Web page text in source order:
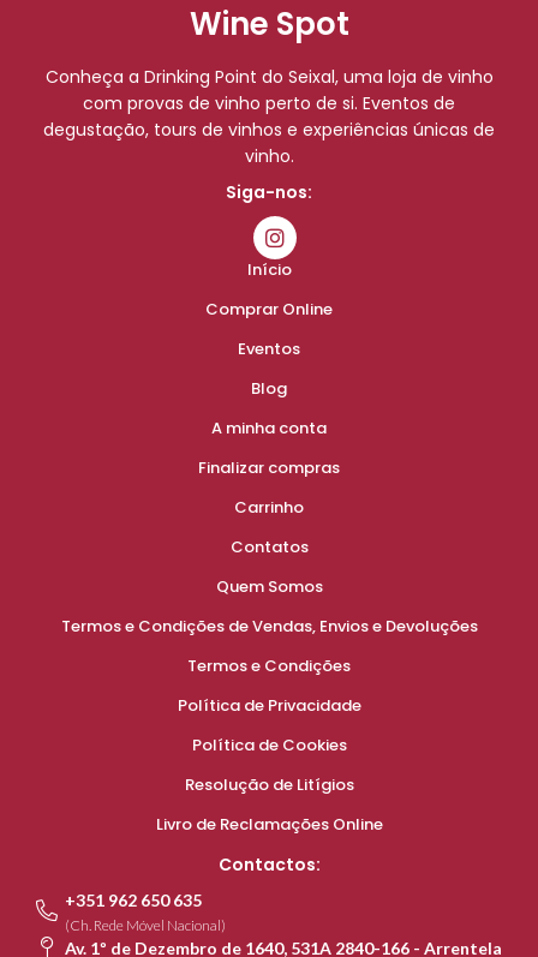
Wine Spot
Conheça a Drinking Point do Seixal, uma loja de vinho
com provas de vinho perto de si. Eventos de
degustação, tours de vinhos e experiências únicas de
vinho.
Siga-nos:
Início
Comprar Online
Eventos
Blog
A minha conta
Finalizar compras
Carrinho
Contatos
Quem Somos
Termos e Condições de Vendas, Envios e Devoluções
Termos e Condições
Política de Privacidade
Política de Cookies
Resolução de Litígios
Livro de Reclamações Online
Contactos:
+351 962 650 635
(Ch. Rede Móvel Nacional)
Av. 1º de Dezembro de 1640, 531A 2840-166 - Arrentela